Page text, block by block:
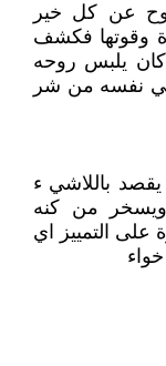
عن كل خير
وقوتها فكشف
كان يلبس روحه
في نفسه من شر
باللاشي ء
من كنه
على التمييز اي